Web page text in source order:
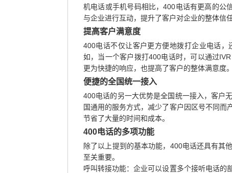
机电话或手机号码相比，400电话有更高的公
与企业进行互动，提升了客户对企业的整体信任
提高客户满意度
400电话不仅让客户更方便地拨打企业电话
如，当一个客户拨打400电话时，可以通过
更为快捷的响应，也提高了客户的整体满意度。
便捷的全国统一接入
400电话的另一大优势是全国统一接入，客户
国通用的服务方式，减少了客户因区号不同而
节省了大量的时间和成本。
400电话的多项功能
除了以上提到的基本功能，400电话还具有其
至关重要。
呼叫转接功能：企业可以设置多个接听电话的